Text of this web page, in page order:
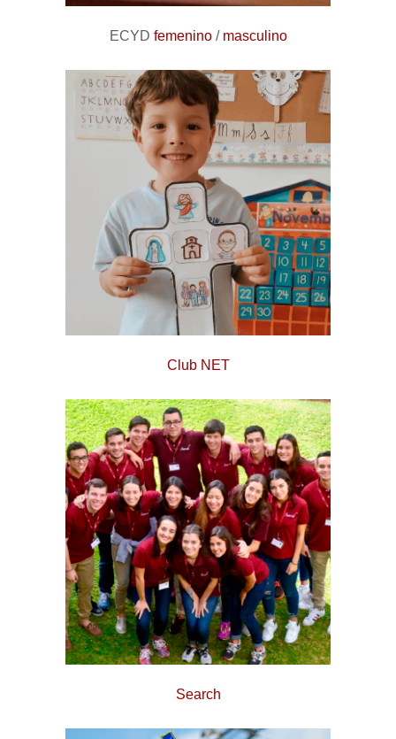
ECYD femenino/ masculino
Club NET
Search